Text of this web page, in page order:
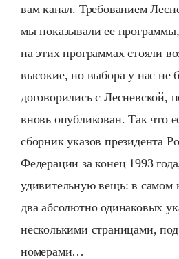
вам канал. Требованием
мы показывали ее
на этих программах стояли
высокие, но выбора у нас не
договорились с Лесневской,
вновь опубликован. Так что
сборник указов президента
Федерации за конец 1993
удивительную вещь: в самом
два абсолютно одинаковых
несколькими страницами,
номерами…